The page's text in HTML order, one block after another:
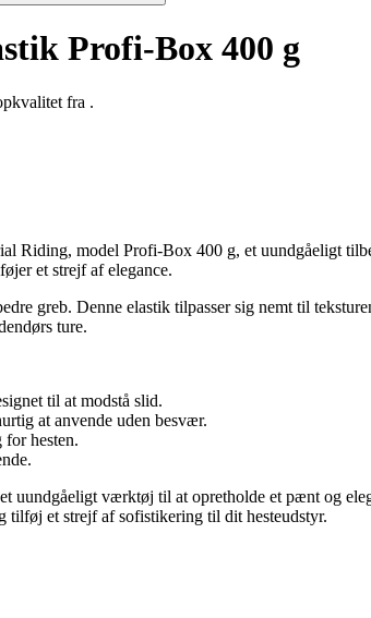
Profi-Box 400 g
fra .
Riding, model Profi-Box 400 g, et uundgåeligt
et strejf af elegance.
greb. Denne elastik tilpasser sig nemt til
ture.
til at modstå slid.
at anvende uden besvær.
hesten.
uundgåeligt værktøj til at opretholde et pænt og
et strejf af sofistikering til dit hesteudstyr.